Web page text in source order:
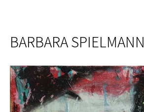
content
BARBARA SPIELMANN